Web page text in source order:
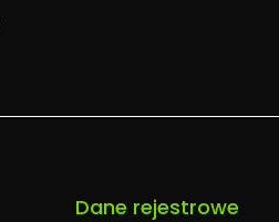
Dane rejestrowe